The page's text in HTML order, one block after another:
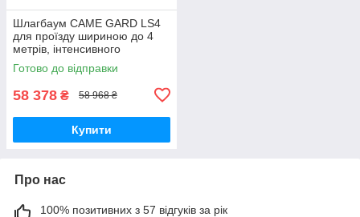
Шлагбаум CAME GARD LS4
для проїзду шириною до 4
метрів, інтенсивного
використання
Готово до відправки
58 378 ₴ 58 968 ₴
Купити
Про нас
100% позитивних з 57 відгуків за рік